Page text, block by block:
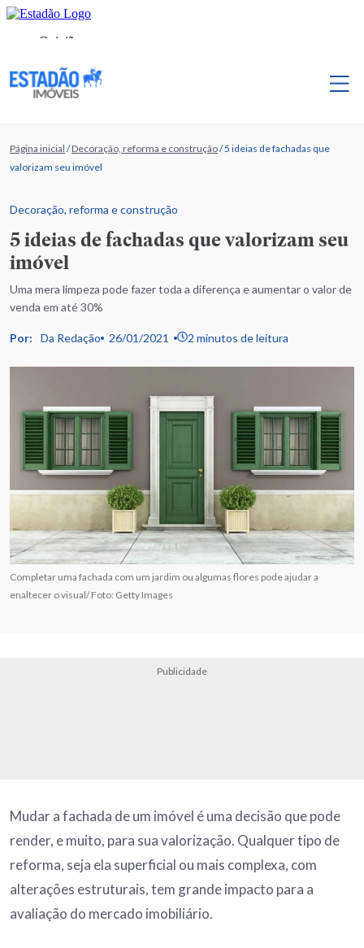
Página inicial /Decoração, reforma e construção/5 ideias de fachadas que
valorizam seu imóvel
Decoração, reforma e construção
5 ideias de fachadas que valorizam seu
imóvel
Uma mera limpeza pode fazer toda a diferença e aumentar o valor de
venda em até 30%
Por: Da Redação 26/01/2021 2 minutos de leitura
Completar uma fachada com um jardim ou algumas flores pode ajudar a
enaltecer o visual/ Foto: Getty Images
Publicidade
Mudar a fachada de um imóvel é uma decisão que pode
render, e muito, para sua valorização. Qualquer tipo de
reforma, seja ela superficial ou mais complexa, com
alterações estruturais, tem grande impacto para a
avaliação do mercado imobiliário.